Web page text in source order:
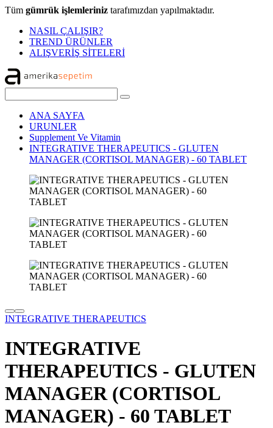
Tüm gümrük işlemleriniz tarafımızdan yapılmaktadır.
NASIL ÇALIŞIR?
TREND ÜRÜNLER
ALIŞVERİŞ SİTELERİ
ANA SAYFA
URUNLER
Supplement Ve Vitamin
INTEGRATIVE THERAPEUTICS - GLUTEN
MANAGER (CORTISOL MANAGER) - 60 TABLET
INTEGRATIVE THERAPEUTICS
INTEGRATIVE
THERAPEUTICS - GLUTEN
MANAGER (CORTISOL
MANAGER) - 60 TABLET